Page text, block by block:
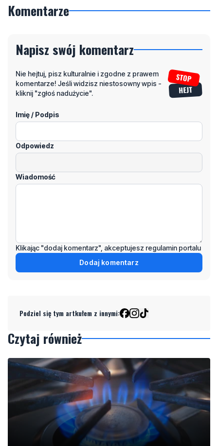
Komentarze
Napisz swój komentarz
Nie hejtuj, pisz kulturalnie i zgodne z prawem
komentarze! Jeśli widzisz niestosowny wpis -
kliknij "zgłoś nadużycie".
Imię / Podpis
Odpowiedz
Wiadomość
Klikając "dodaj komentarz", akceptujesz regulamin portalu
Dodaj komentarz
Podziel się tym artkułem z innymi:
Czytaj również